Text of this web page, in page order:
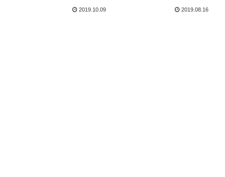
削除で書き換えも発覚2019.10.09
要望しても無反応」
2019.08.16